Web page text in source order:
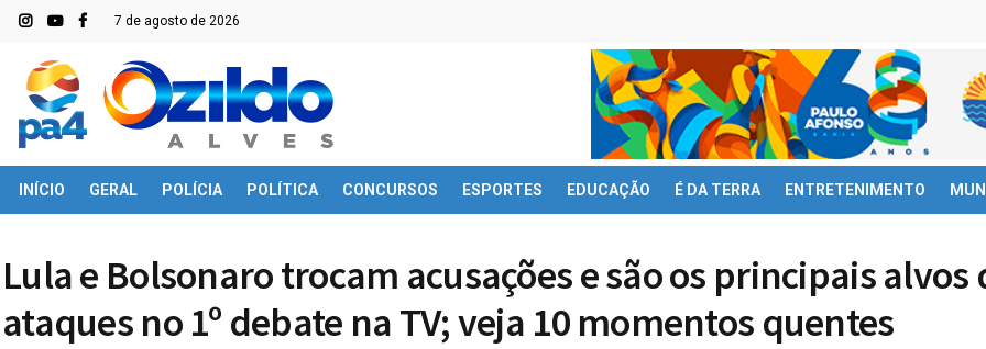
7 de agosto de 2026
INÍCIO GERAL POLÍCIA POLÍTICA CONCURSOS ESPORTES EDUCAÇÃO É DA TERRA ENTRETENIMENTO
Lula e Bolsonaro trocam acusações e são os principais alvos
ataques no 1º debate na TV; veja 10 momentos quentes